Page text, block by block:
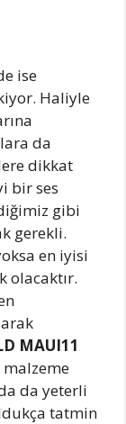
ise
Haliyle
da
dikkat
bir ses
gibi
gerekli.
en iyisi
olacaktır.
MAUI11
da yeterli
tatmin